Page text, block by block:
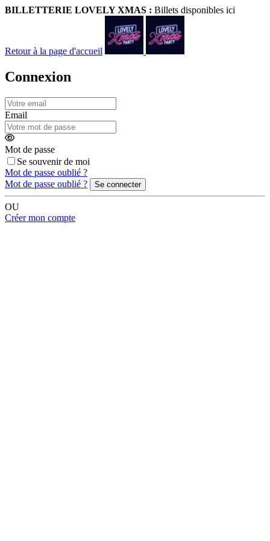
BILLETTERIE LOVELY XMAS : Billets disponibles ici
Retourà la page d'accueil
Connexion
Email
Mot de passe
Se souvenir de moi
Mot de passe oublié ?
Mot de passe oublié ?
Se connecter
OU
Créer mon compte